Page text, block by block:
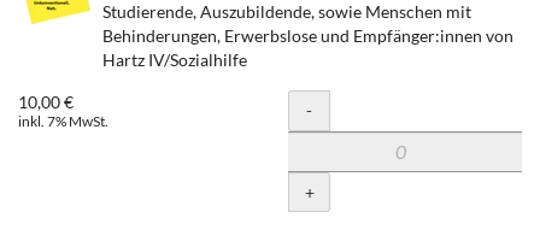
Studierende, Auszubildende, sowie Menschen mit
Behinderungen, Erwerbslose und Empfänger:innen von
Hartz IV/Sozialhilfe
10,00 €
inkl. 7% MwSt. Menge
-
+